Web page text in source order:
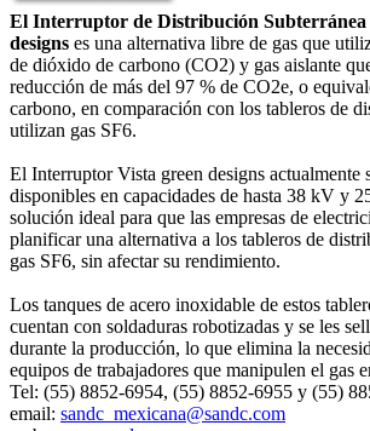
El Interruptor de Distribución Subterránea
designs es una alternativa libre de gas que
de dióxido de carbono (CO2) y gas aislante
reducción de más del 97 % de CO2e, o
carbono, en comparación con los tableros de
utilizan gas SF6.
El Interruptor Vista green designs actualmente
disponibles en capacidades de hasta 38 kV y
solución ideal para que las empresas de
planificar una alternativa a los tableros de
gas SF6, sin afectar su rendimiento.
Los tanques de acero inoxidable de estos
cuentan con soldaduras robotizadas y se les
durante la producción, lo que elimina la
equipos de trabajadores que manipulen el gas
Tel: (55) 8852-6954, (55) 8852-6955 y (55)
email: sandc_mexicana@sandc.com